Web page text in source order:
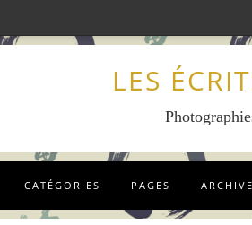
LES
CATÉGORIES PAGES